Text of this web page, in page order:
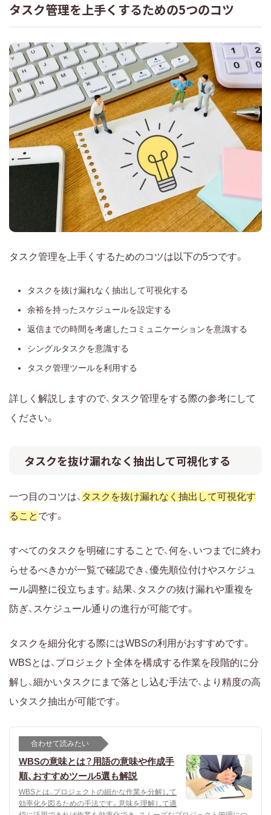
タスク管理を上手くするための5つのコツ
タスク管理を上手くするためのコツは以下の5つです。
タスクを抜け漏れなく抽出して可視化する
余裕を持ったスケジュールを設定する
返信までの時間を考慮したコミュニケーションを意識する
シングルタスクを意識する
タスク管理ツールを利用する
詳しく解説しますので、タスク管理をする際の参考にして
ください。
タスクを抜け漏れなく抽出して可視化する
一つ目のコツは、 タスクを抜け漏れなく抽出して可視化す
ること です。
すべてのタスクを明確にすることで、何を、いつまでに終わ
らせるべきかが一覧で確認でき、優先順位付けやスケジュ
ール調整に役立ちます。結果、タスクの抜け漏れや重複を
防ぎ、スケジュール通りの進行が可能です。
タスクを細分化する際にはWBSの利用がおすすめです。
WBSとは、プロジェクト全体を構成する作業を段階的に分
解し、細かいタスクにまで落とし込む手法で、より精度の高
いタスク抽出が可能です。
合わせて読みたい
WBSの意味とは？用語の意味や作成手
順、おすすめツール5選も解説
WBSとは、プロジェクトの細かな作業を分解して
効率化を図るための手法です。意味を理解して適